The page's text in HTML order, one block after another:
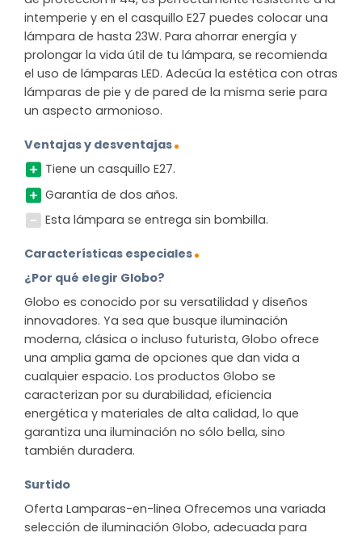
intemperie y en el casquillo E27 puedes colocar una
lámpara de hasta 23W. Para ahorrar energía y
prolongar la vida útil de tu lámpara, se recomienda
el uso de lámparas LED. Adecúa la estética con otras
lámparas de pie y de pared de la misma serie para
un aspecto armonioso.
Ventajas y desventajas
Tiene un casquillo E27.
Garantía de dos años.
Esta lámpara se entrega sin bombilla.
Características especiales
¿Por qué elegir Globo?
Globo es conocido por su versatilidad y diseños
innovadores. Ya sea que busque iluminación
moderna, clásica o incluso futurista, Globo ofrece
una amplia gama de opciones que dan vida a
cualquier espacio. Los productos Globo se
caracterizan por su durabilidad, eficiencia
energética y materiales de alta calidad, lo que
garantiza una iluminación no sólo bella, sino
también duradera.
Surtido
Oferta Lamparas-en-linea Ofrecemos una variada
selección de iluminación Globo, adecuada para